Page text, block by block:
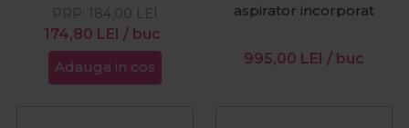
174,80 LEI / buc
PRP: 184,00 LEI
Adauga in cos
aspirator incorporat
995,00 LEI / buc